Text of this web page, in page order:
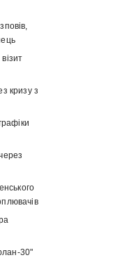
кризу з
30"